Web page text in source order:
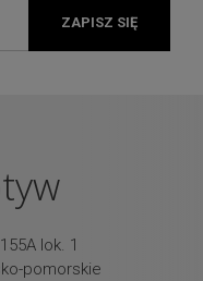
ZAPISZ SIĘ
lok. 1
pomorskie